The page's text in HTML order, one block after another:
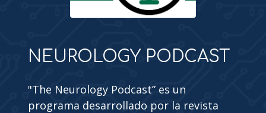
NEUROLOGY PODCAST
"The Neurology Podcast” es un
programa desarrollado por la revista